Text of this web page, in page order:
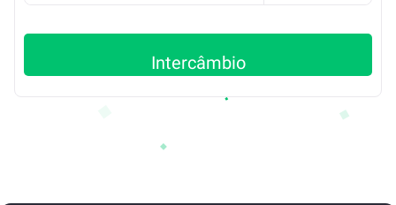
Intercâmbio